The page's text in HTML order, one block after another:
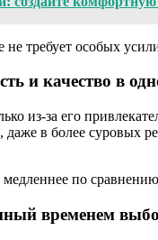
требует особых
и качество в
из-за его
в более суровых
по
временем